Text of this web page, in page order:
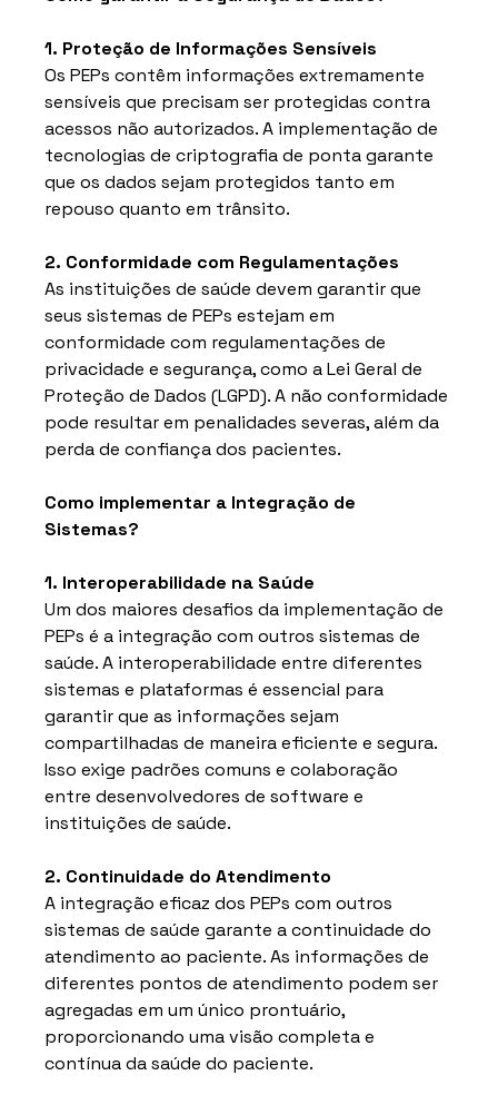
1. Proteção de Informações Sensíveis
Os PEPs contêm informações extremamente
sensíveis que precisam ser protegidas contra
acessos não autorizados. A implementação de
tecnologias de criptografia de ponta garante
que os dados sejam protegidos tanto em
repouso quanto em trânsito.
2. Conformidade com Regulamentações
As instituições de saúde devem garantir que
seus sistemas de PEPs estejam em
conformidade com regulamentações de
privacidade e segurança, como a Lei Geral de
Proteção de Dados (LGPD). A não conformidade
pode resultar em penalidades severas, além da
perda de confiança dos pacientes.
Como implementar a Integração de
Sistemas?
1. Interoperabilidade na Saúde
Um dos maiores desafios da implementação de
PEPs é a integração com outros sistemas de
saúde. A interoperabilidade entre diferentes
sistemas e plataformas é essencial para
garantir que as informações sejam
compartilhadas de maneira eficiente e segura.
Isso exige padrões comuns e colaboração
entre desenvolvedores de software e
instituições de saúde.
2. Continuidade do Atendimento
A integração eficaz dos PEPs com outros
sistemas de saúde garante a continuidade do
atendimento ao paciente. As informações de
diferentes pontos de atendimento podem ser
agregadas em um único prontuário,
proporcionando uma visão completa e
contínua da saúde do paciente.